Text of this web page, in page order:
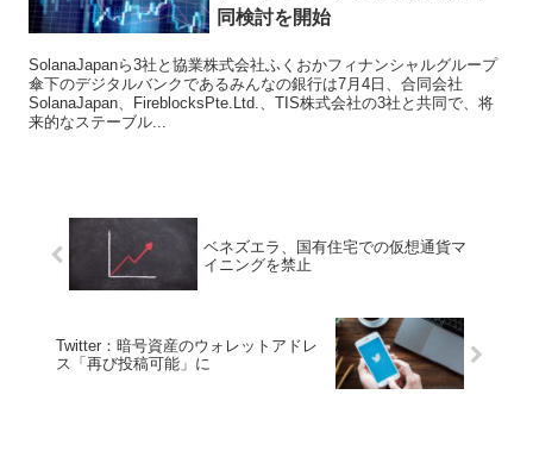
同検討を開始
SolanaJapanら3社と協業株式会社ふくおかフィナンシャルグループ
傘下のデジタルバンクであるみんなの銀行は7月4日、合同会社
SolanaJapan、FireblocksPte.Ltd.、TIS株式会社の3社と共同で、将
来的なステーブル...
ベネズエラ、国有住宅での仮想通貨マ
イニングを禁止
Twitter：暗号資産のウォレットアドレ
ス「再び投稿可能」に